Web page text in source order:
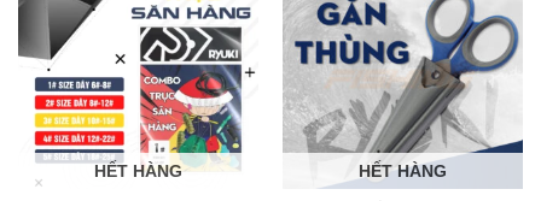
HẾT HÀNG HẾT HÀNG